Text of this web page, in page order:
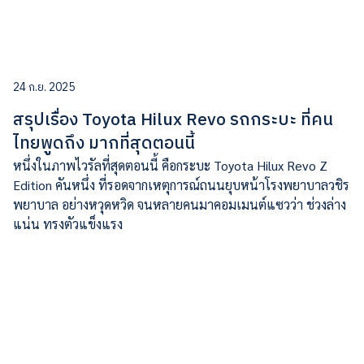
24 ก.ย. 2025
สรุปเรื่อง Toyota Hilux Revo รถกระบะ ที่คน
ไทยพูดถึง มากที่สุดตอนนี้
หนึ่งในภาพไวรัลที่สุดตอนนี้ คือกระบะ Toyota Hilux Revo Z
Edition คันหนึ่ง ที่รอดจากเหตุการณ์ถนนยุบหน้าโรงพยาบาลวชิร
พยาบาล อย่างหวุดหวิด จนหลายคนมาคอมเมนต์แซวว่า ช่วงล่าง
แน่น ทรงตัวแข็งแรง